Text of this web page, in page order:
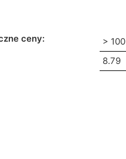
ceny: > 100
8.79